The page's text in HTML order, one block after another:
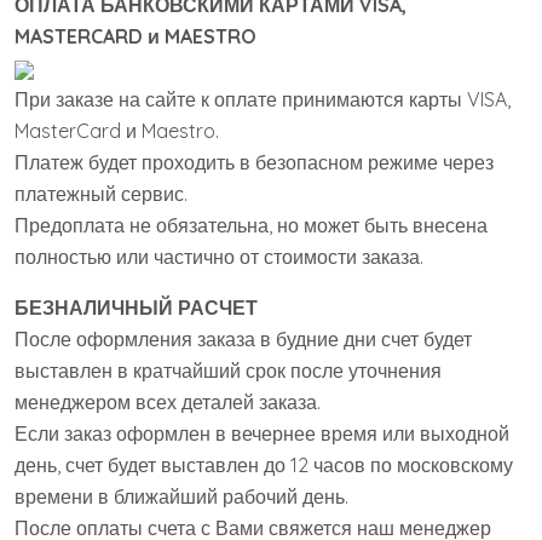
ОПЛАТА БАНКОВСКИМИ КАРТАМИ VISA,
MASTERCARD и MAESTRO
При заказе на сайте к оплате принимаются карты VISA,
MasterCard и Maestro.
Платеж будет проходить в безопасном режиме через
платежный сервис.
Предоплата не обязательна, но может быть внесена
полностью или частично от стоимости заказа.
БЕЗНАЛИЧНЫЙ РАСЧЕТ
После оформления заказа в будние дни счет будет
выставлен в кратчайший срок после уточнения
менеджером всех деталей заказа.
Если заказ оформлен в вечернее время или выходной
день, счет будет выставлен до 12 часов по московскому
времени в ближайший рабочий день.
После оплаты счета с Вами свяжется наш менеджер